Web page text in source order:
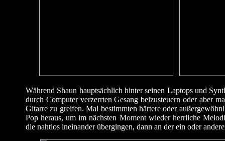
Während Shaun hauptsächlich hinter seinen Laptops und
durch Computer verzerrten Gesang beizusteuern oder aber
Gitarre zu greifen. Mal bestimmten härtere oder
Pop heraus, um im nächsten Moment wieder herrliche
die nahtlos ineinander übergingen, dann an der ein oder